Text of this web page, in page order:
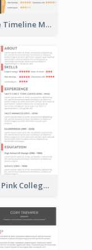
Creative Timeline Marketing Consultant Resume
Modern Pink College Student Resume